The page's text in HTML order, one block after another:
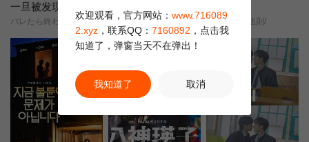
一旦被发现就完了
バレたら終わり/ 这糟糕的爱情/这该死的爱情/ バカンスの法則/
欢迎观看，官方网站： www.716089
2.xyz ，联系QQ： 7160892 ，点击我
知道了，弹窗当天不在弹出！
我知道了 取消